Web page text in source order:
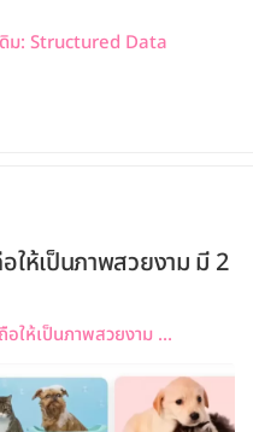
ม: Structured Data
ห้เป็นภาพสวยงาม มี 2
ให้เป็นภาพสวยงาม ...